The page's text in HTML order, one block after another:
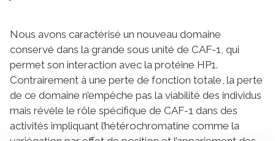
Nous avons caractérisé un nouveau domaine
conservé dans la grande sous unité de CAF-1, qui
permet son interaction avec la protéine HP1.
Contrairement à une perte de fonction totale, la perte
de ce domaine n’empêche pas la viabilité des individus
mais révèle le rôle spécifique de CAF-1 dans des
activités impliquant l’hétérochromatine comme la